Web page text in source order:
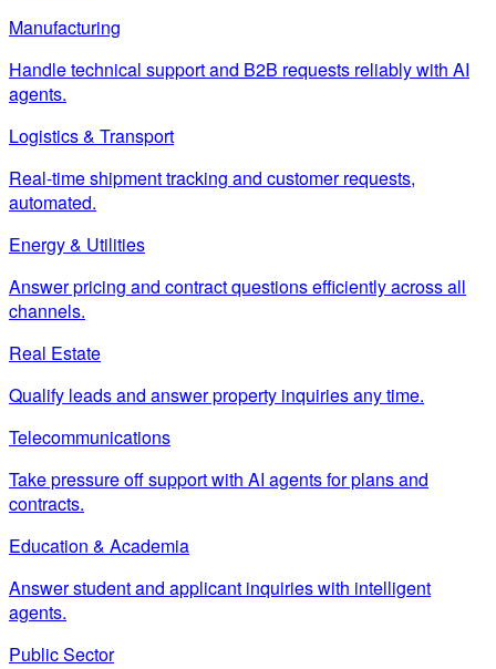
Manufacturing
Handle technical support and B2B requests reliably with AI
agents.
Logistics & Transport
Real-time shipment tracking and customer requests,
automated.
Energy & Utilities
Answer pricing and contract questions efficiently across all
channels.
Real Estate
Qualify leads and answer property inquiries any time.
Telecommunications
Take pressure off support with AI agents for plans and
contracts.
Education & Academia
Answer student and applicant inquiries with intelligent
agents.
Public Sector